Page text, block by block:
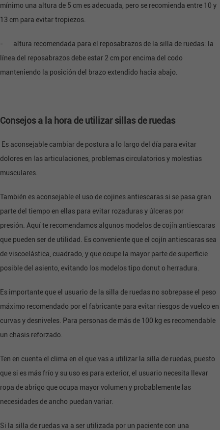
mínimo una altura de 5 cm es adecuada, pero se recomienda entre 10 y
13 cm para evitar tropiezos.
- altura recomendada para el reposabrazos de la silla de ruedas: la
línea del reposabrazos debe estar 2 cm por encima del codo
manteniendo la posición del brazo extendido hacia abajo.
Consejos a la hora de utilizar sillas de ruedas
Es aconsejable cambiar de postura a lo largo del día para evitar
dolores en las articulaciones, problemas circulatorios y molestias
musculares.
También es aconsejable el uso de cojines antiescaras si se pasa gran
parte del tiempo en ellas para evitar rozaduras y úlceras por
presión. Aquíte recomendamos algunos modelos de cojín antiescaras
que pueden ser de utilidad. Es conveniente que el cojín antiescaras sea
de viscoelástica, cuadrado, y que ocupe la mayor parte de superficie
posible del asiento, evitando los modelos tipo donut o herradura.
Es importante que el usuario de la silla de ruedas no sobrepase el peso
máximo recomendado por el fabricante para evitar riesgos de vuelco en
curvas y desniveles. Para personas de más de 100 kg es recomendable
un chasis reforzado.
Ten en cuenta el clima en el que vas a utilizar la silla de ruedas, puesto
que si es más frío y su uso es para exterior, el usuario necesita llevar
ropa de abrigo que ocupa mayor volumen y probablemente las
necesidades de ancho puedan variar.
Si la silla de ruedas va a ser utilizada por un paciente con una